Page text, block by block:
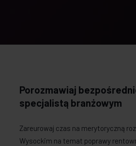
Porozmawiaj
specjalistą branżowym
Zareurowaj czas na merytoryczną
Wysockim na temat poprawy